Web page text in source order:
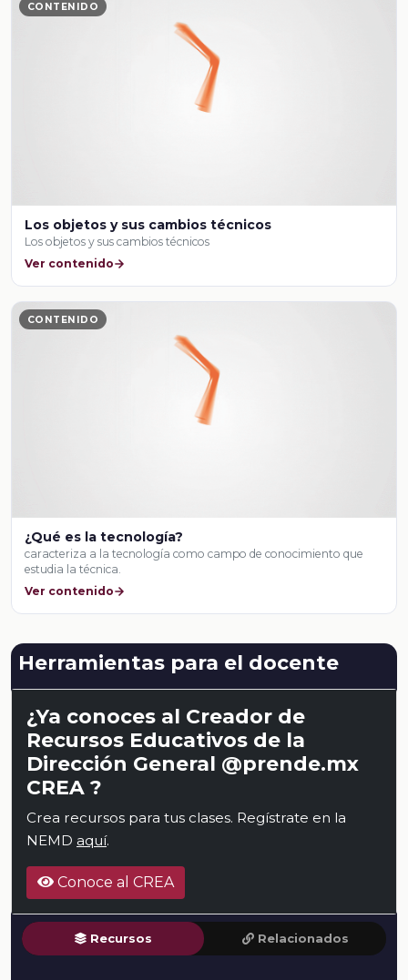
CONTENIDO
Los objetos y sus cambios técnicos
Los objetos y sus cambios técnicos
Ver contenido
CONTENIDO
¿Qué es la tecnología?
caracteriza a la tecnología como campo de conocimiento que
estudia la técnica.
Ver contenido
Herramientas para el docente
¿Ya conoces al Creador de
Recursos Educativos de la
Dirección General @prende.mx
CREA ?
Crea recursos para tus clases. Regístrate en la
NEMD aquí.
Conoce al CREA
Recursos Relacionados